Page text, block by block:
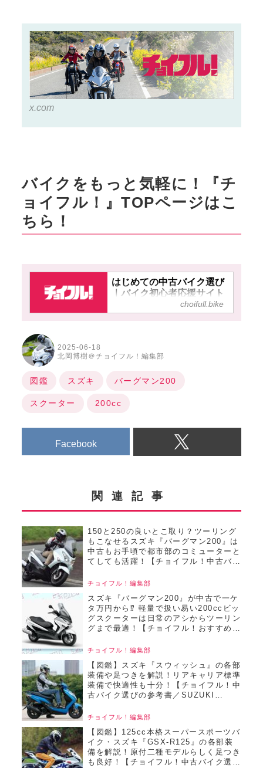
x.com
バイクをもっと気軽に！『チ
ョイフル！』TOPページはこ
ちら！
はじめての中古バイク選び
｜バイク初心者応援サイト
【チョイフル！】choifull.bike
2025-06-18
北岡博樹＠チョイフル！編集部
図鑑 スズキ バーグマン200
スクーター 200cc
Facebook
関連記事
150と250の良いとこ取り？ツーリング
もこなせるスズキ『バーグマン200』は
中古もお手頃で都市部のコミューターと
てしても活躍！【チョイフル！中古バイ
BURGMAN200（2020）】
チョイフル！編集部
スズキ『バーグマン200』が中古で一ケ
タ万円から⁉ 軽量で扱い易い200ccビッ
グスクーターは日常のアシからツーリン
グまで最適！【チョイフル！おすすめ中
チョイフル！編集部
【図鑑】スズキ『スウィッシュ』の各部
装備や足つきを解説！リアキャリア標準
装備で快適性も十分！【チョイフル！中
古バイク選びの参考書／SUZUKI
チョイフル！編集部
【図鑑】125cc本格スーパースポーツバ
イク・スズキ『GSX-R125』の各部装
備を解説！原付二種モデルらしく足つき
も良好！【チョイフル！中古バイク選び